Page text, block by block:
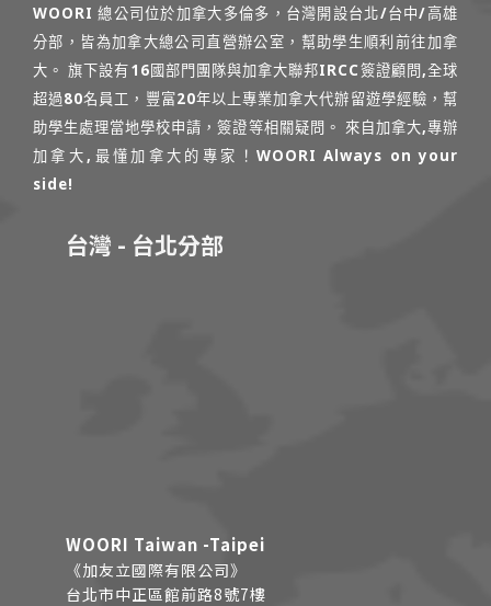
WOORI 總公司位於加拿大多倫多，台灣開設台北/台中/高雄
分部，皆為加拿大總公司直營辦公室，幫助學生順利前往加拿
大。 旗下設有16國部門團隊與加拿大聯邦IRCC簽證顧問,全球
超過80名員工，豐富20年以上專業加拿大代辦留遊學經驗，幫
助學生處理當地學校申請，簽證等相關疑問。 來自加拿大,專辦
加拿大,最懂加拿大的專家！WOORI Always on your
side!
台灣 - 台北分部
WOORI Taiwan -Taipei
《加友立國際有限公司》
台北市中正區館前路8號7樓